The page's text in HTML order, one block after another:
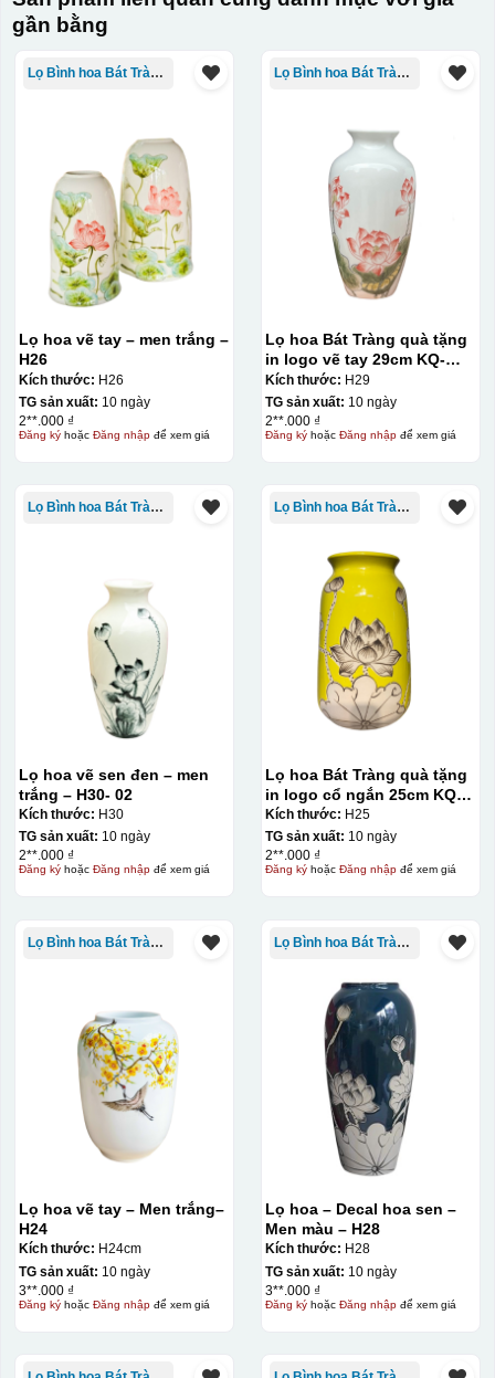
Kiểu in:
In Decal
Bước 1: Tạo khuôn in để tạo ra Decal Bước 2: Dán
decal lên gốm sứ Bước 3: Cho vào lò nung ở nhiệt độ
700-800 độ C
Bước 1: Tạo ra DECALĐể tạo ra decal
trước khi dán nó lên gốm sứ, xưởng in sẽ in lên 1 loại
giấy đặc biệt, và kích thước logo được căn chỉnh theo
sản phẩm, để khi dán không bị nhỏ hoặc to quá
Decal được in xong, sẽ có 1 nền vàng phía dưới
gần bằng
Lọ Bình hoa Bát Tràng in logo
Lọ hoa vẽ tay – men trắng –
H26
Kích thước: H26
TG sản xuất: 10 ngày
2**.000 ₫
Đăng kýhoặc Đăng nhậpđể xem giá
Lọ Bình hoa Bát Tràng in logo
Lọ hoa Bát Tràng quà tặng
in logo vẽ tay 29cm KQ-
LH01
Kích thước: H29
TG sản xuất: 10 ngày
2**.000 ₫
Đăng kýhoặc Đăng nhậpđể xem giá
Lọ Bình hoa Bát Tràng in logo
Lọ hoa vẽ sen đen – men
trắng – H30- 02
Kích thước: H30
TG sản xuất: 10 ngày
2**.000 ₫
Đăng kýhoặc Đăng nhậpđể xem giá
Lọ Bình hoa Bát Tràng in logo
Lọ hoa Bát Tràng quà tặng
in logo cổ ngắn 25cm KQ-
LH02
Kích thước: H25
TG sản xuất: 10 ngày
2**.000 ₫
Đăng kýhoặc Đăng nhậpđể xem giá
Lọ Bình hoa Bát Tràng in logo
Lọ hoa vẽ tay – Men trắng–
H24
Kích thước: H24cm
TG sản xuất: 10 ngày
3**.000 ₫
Đăng kýhoặc Đăng nhậpđể xem giá
Lọ Bình hoa Bát Tràng in logo
Lọ hoa – Decal hoa sen –
Men màu – H28
Kích thước: H28
TG sản xuất: 10 ngày
3**.000 ₫
Đăng kýhoặc Đăng nhậpđể xem giá